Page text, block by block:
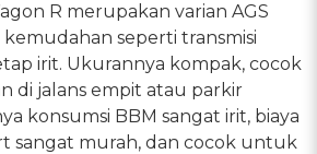
R merupakan varian AGS
seperti transmisi
irit. Ukurannya kompak, cocok
di jalans empit atau parkir
konsumsi BBM sangat irit, biaya
sangat murah, dan cocok untuk